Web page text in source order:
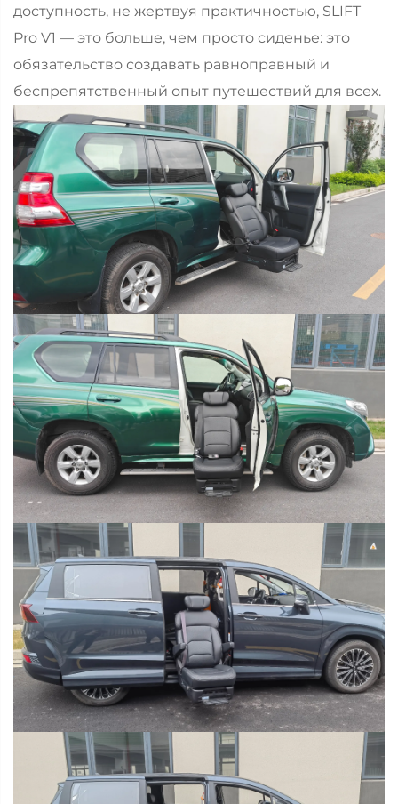
доступность, не жертвуя практичностью, SLIFT
Pro V1 — это больше, чем просто сиденье: это
обязательство создавать равноправный и
беспрепятственный опыт путешествий для всех.